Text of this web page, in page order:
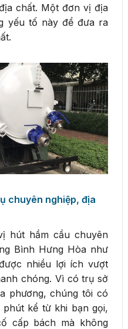
chất. Một đơn vị địa
yếu tố này để đưa ra
chuyên nghiệp, địa
hút hầm cầu chuyên
Bình Hưng Hòa như
nhiều lợi ích vượt
chóng. Vì có trụ sở
phương, chúng tôi có
kể từ khi bạn gọi,
cấp bách mà không